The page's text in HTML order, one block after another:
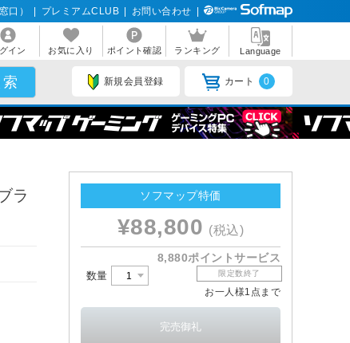
口） プレミアムCLUB お問い合わせ
イン お気に入り ポイント確認 ランキング Language
新規会員登録 カート 0
ラ
ソフマップ特価
¥88,800 (税込)
8,880ポイントサービス
数量 限定数終了
お一人様1点まで